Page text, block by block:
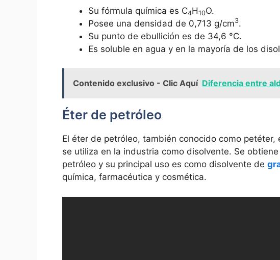
Su fórmula química es C4H10O.
Posee una densidad de 0,713 g/cm3.
Su punto de ebullición es de 34,6 °C.
Es soluble en agua y en la mayoría de los
Contenido exclusivo - Clic Aquí Diferencia entre
Éter de petróleo
El éter de petróleo, también conocido como
se utiliza en la industria como disolvente. Se
petróleo y su principal uso es como disolvente de
química, farmacéutica y cosmética.